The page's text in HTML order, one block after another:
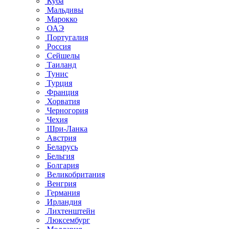
Мальдивы
Марокко
ОАЭ
Португалия
Россия
Сейшелы
Таиланд
Тунис
Турция
Франция
Хорватия
Черногория
Чехия
Шри-Ланка
Австрия
Беларусь
Бельгия
Болгария
Великобритания
Венгрия
Германия
Ирландия
Лихтенштейн
Люксембург